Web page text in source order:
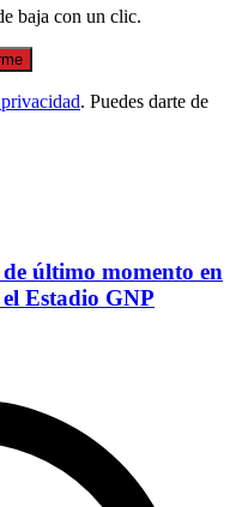
baja con un clic.
. Puedes darte de
último momento en
Estadio GNP